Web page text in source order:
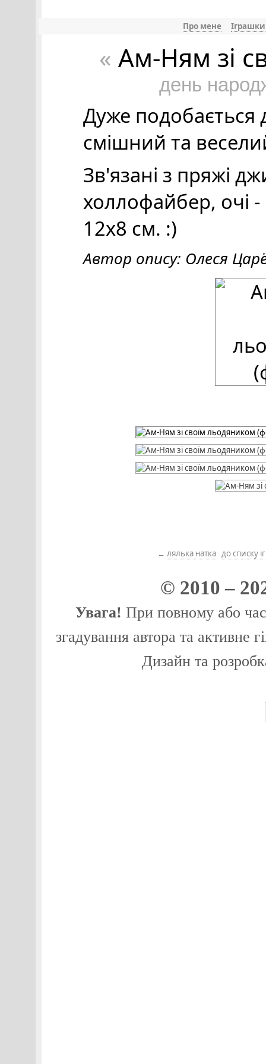
Про мене Іграшки
« Ам-Ням зі
день
Дуже подобається
смішний та
Зв'язані з пряжі
холлофайбер, очі
12х8 см. :)
Автор опису: Олеся
← лялька натка до списку
© 2010 –
Увага! При повному або
згадування автора та активне
Дизайн та